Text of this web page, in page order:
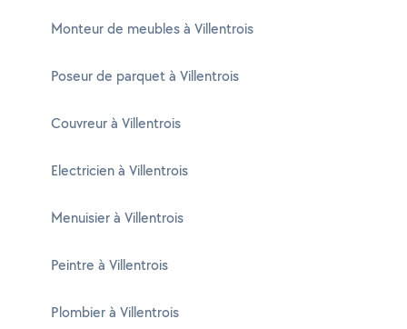
Monteur de meubles à Villentrois
Poseur de parquet à Villentrois
Couvreur à Villentrois
Electricien à Villentrois
Menuisier à Villentrois
Peintre à Villentrois
Plombier à Villentrois